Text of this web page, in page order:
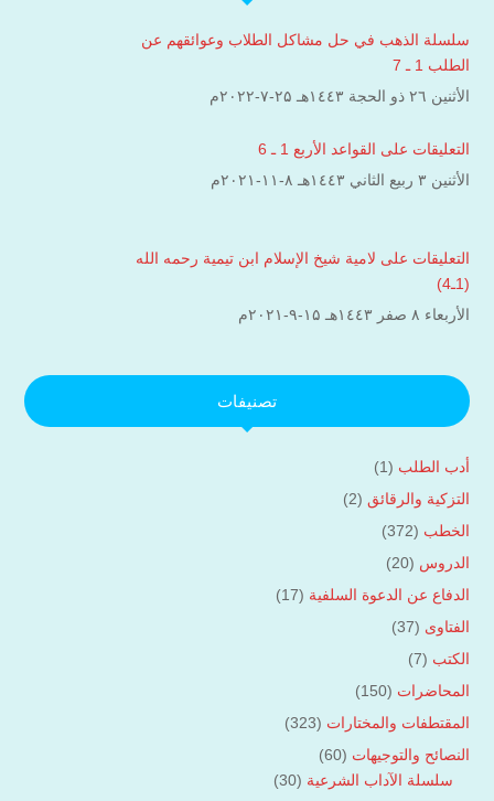
سلسلة الذهب في حل مشاكل الطلاب وعوائقهم عن
الطلب 1 ـ 7
الأثنين ۲٦ ذو الحجة ۱٤٤۳هـ ۲۵-۷-۲۰۲۲م
التعليقات على القواعد الأربع 1 ـ 6
الأثنين ۳ ربيع الثاني ۱٤٤۳هـ ۸-۱۱-۲۰۲۱م
التعليقات على لامية شيخ الإسلام ابن تيمية رحمه الله
(1ـ4)
الأربعاء ۸ صفر ۱٤٤۳هـ ۱۵-۹-۲۰۲۱م
تصنيفات
أدب الطلب (1)
التزكية والرقائق (2)
الخطب (372)
الدروس (20)
الدفاع عن الدعوة السلفية (17)
الفتاوى (37)
الكتب (7)
المحاضرات (150)
المقتطفات والمختارات (323)
النصائح والتوجيهات (60)
سلسلة الآداب الشرعية (30)